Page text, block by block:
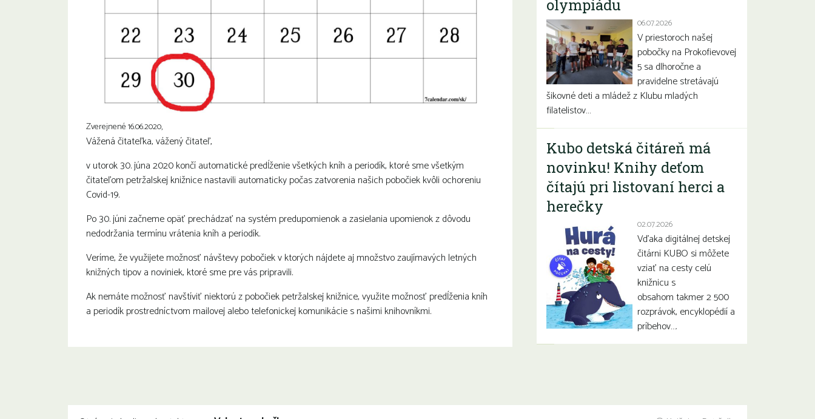
Zverejnené 16.06.2020,
Vážená čitateľka, vážený čitateľ,
v utorok 30. júna 2020 končí automatické predĺženie všetkých kníh a periodík, ktoré sme všetkým
čitateľom petržalskej knižnice nastavili automaticky počas zatvorenia našich pobočiek kvôli ochoreniu
Covid-19.
Po 30. júni začneme opäť prechádzať na systém predupomienok a zasielania upomienok z dôvodu
nedodržania termínu vrátenia kníh a periodík.
Veríme, že využijete možnosť návštevy pobočiek v ktorých nájdete aj množstvo zaujímavých letných
knižných tipov a noviniek, ktoré sme pre vás pripravili.
Ak nemáte možnosť navštíviť niektorú z pobočiek petržalskej knižnice, využite možnosť predĺženia kníh
a periodík prostredníctvom mailovej alebo telefonickej komunikácie s našimi knihovníkmi.
olympiádu
06.07.2026
V priestoroch našej
pobočky na Prokofievovej
5 sa dlhoročne a
pravidelne stretávajú
šikovné deti a mládež z Klubu mladých
filatelistov…
Kubo detská čitáreň má
novinku! Knihy deťom
čítajú pri listovaní herci a
herečky
02.07.2026
Vďaka digitálnej detskej
čitárni KUBO si môžete
vziať na cesty celú
knižnicu s
obsahom takmer 2 500
rozprávok, encyklopédií a
príbehov….